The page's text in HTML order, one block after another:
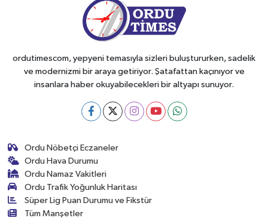
ordutimescom, yepyeni temasıyla sizleri buluştururken, sadelik
ve modernizmi bir araya getiriyor. Şatafattan kaçınıyor ve
insanlara haber okuyabilecekleri bir altyapı sunuyor.
Ordu Nöbetçi Eczaneler
Ordu Hava Durumu
Ordu Namaz Vakitleri
Ordu Trafik Yoğunluk Haritası
Süper Lig Puan Durumu ve Fikstür
Tüm Manşetler